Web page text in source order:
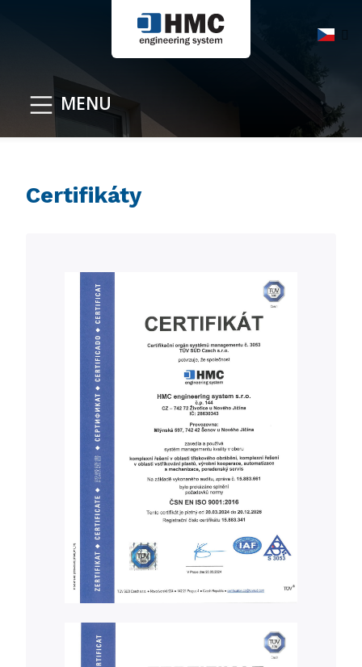
MENU
Certifikáty